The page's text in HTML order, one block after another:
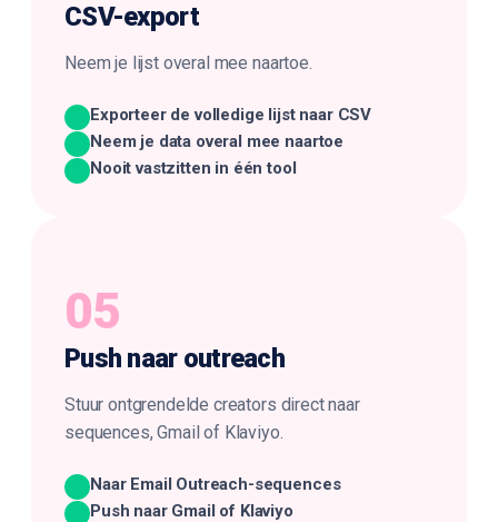
CSV-export
Neem je lijst overal mee naartoe.
Exporteer de volledige lijst naar CSV
Neem je data overal mee naartoe
Nooit vastzitten in één tool
05
Push naar outreach
Stuur ontgrendelde creators direct naar
sequences, Gmail of Klaviyo.
Naar Email Outreach-sequences
Push naar Gmail of Klaviyo